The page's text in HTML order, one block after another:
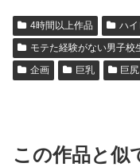
4時間以上作品 ハ
モテた経験がない男子
企画
巨乳 巨尻
この作品と似